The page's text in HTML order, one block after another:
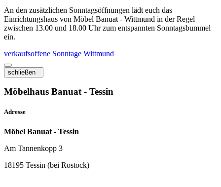
An den zusätzlichen Sonntagsöffnungen lädt euch das
Einrichtungshaus von Möbel Banuat - Wittmund in der Regel
zwischen 13.00 und 18.00 Uhr zum entspannten Sonntagsbummel
ein.
verkaufsoffene Sonntage Wittmund
schließen
Möbelhaus Banuat - Tessin
Adresse
Möbel Banuat - Tessin
Am Tannenkopp 3
18195 Tessin (bei Rostock)